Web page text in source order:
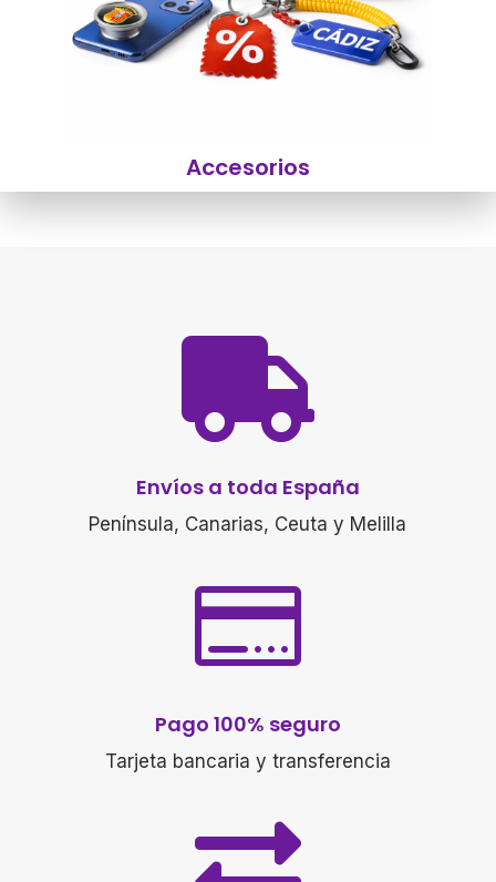
Accesorios

Envíos a toda España
Península, Canarias, Ceuta y Melilla

Pago 100% seguro
Tarjeta bancaria y transferencia